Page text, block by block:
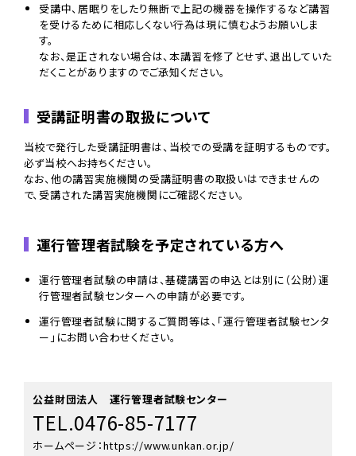
受講中、居眠りをしたり無断で上記の機器を操作するなど講習
を受けるために相応しくない行為は現に慎むようお願いしま
す。
なお、是正されない場合は、本講習を修了とせず、退出していた
だくことがありますのでご承知ください。
受講証明書の取扱について
当校で発行した受講証明書は、当校での受講を証明するものです。
必ず当校へお持ちください。
なお、他の講習実施機関の受講証明書の取扱いはできませんの
で、受講された講習実施機関にご確認ください。
運行管理者試験を予定されている方へ
運行管理者試験の申請は、基礎講習の申込とは別に（公財）運
行管理者試験センターへの申請が必要です。
運行管理者試験に関するご質問等は、「運行管理者試験センタ
ー」にお問い合わせください。
公益財団法人 運行管理者試験センター
TEL.0476-85-7177
ホームページ：https://www.unkan.or.jp/